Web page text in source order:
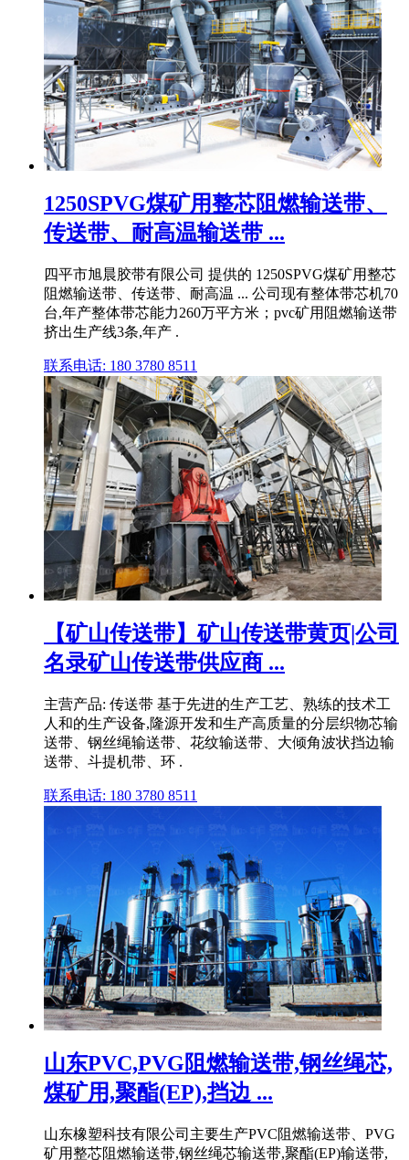
1250SPVG煤矿用整芯阻燃输送带、
传送带、耐高温输送带 ...
四平市旭晨胶带有限公司 提供的 1250SPVG煤矿用整芯
阻燃输送带、传送带、耐高温 ... 公司现有整体带芯机70
台,年产整体带芯能力260万平方米；pvc矿用阻燃输送带
挤出生产线3条,年产 .
联系电话: 180 3780 8511
【矿山传送带】矿山传送带黄页|公司
名录矿山传送带供应商 ...
主营产品: 传送带 基于先进的生产工艺、熟练的技术工
人和的生产设备,隆源开发和生产高质量的分层织物芯输
送带、钢丝绳输送带、花纹输送带、大倾角波状挡边输
送带、斗提机带、环 .
联系电话: 180 3780 8511
山东PVC,PVG阻燃输送带,钢丝绳芯,
煤矿用,聚酯(EP),挡边 ...
山东橡塑科技有限公司主要生产PVC阻燃输送带、PVG
矿用整芯阻燃输送带,钢丝绳芯输送带,聚酯(EP)输送带,